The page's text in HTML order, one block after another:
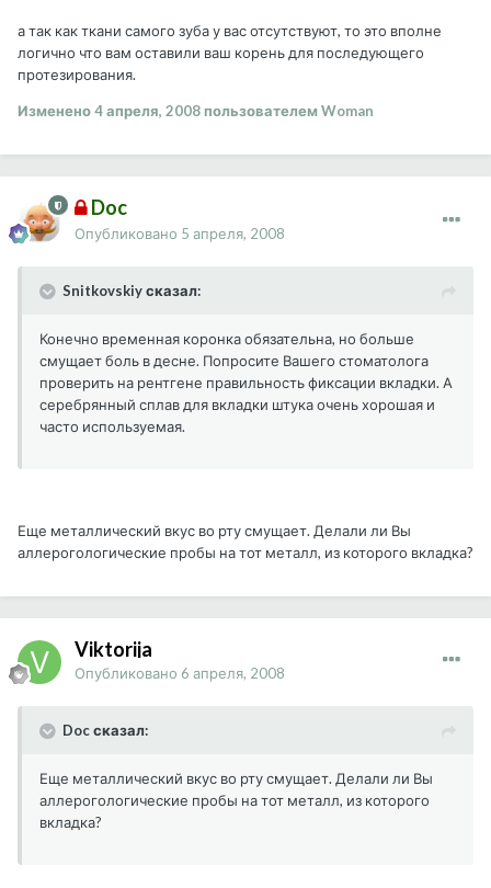
а так как ткани самого зуба у вас отсутствуют, то это вполне
логично что вам оставили ваш корень для последующего
протезирования.
Изменено4 апреля, 2008пользователем Woman
Doc
Опубликовано 5 апреля, 2008
Snitkovskiy сказал:
Конечно временная коронка обязательна, но больше
смущает боль в десне. Попросите Вашего стоматолога
проверить на рентгене правильность фиксации вкладки. А
серебрянный сплав для вкладки штука очень хорошая и
часто используемая.
Еще металлический вкус во рту смущает. Делали ли Вы
аллерогологические пробы на тот металл, из которого вкладка?
Viktorija
Опубликовано 6 апреля, 2008
Doc сказал:
Еще металлический вкус во рту смущает. Делали ли Вы
аллерогологические пробы на тот металл, из которого
вкладка?